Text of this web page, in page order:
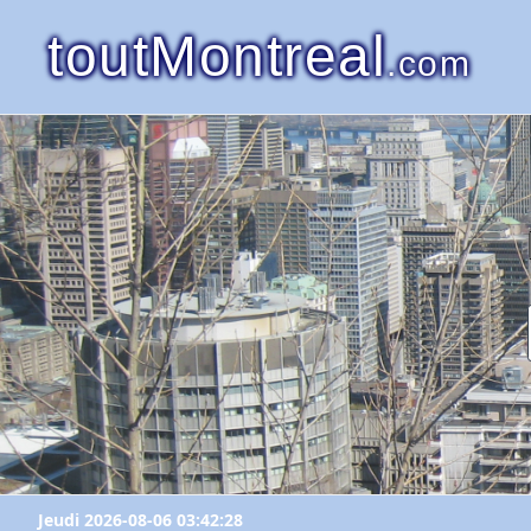
toutMontreal.com
Jeudi 2026-08-06 03:42:28